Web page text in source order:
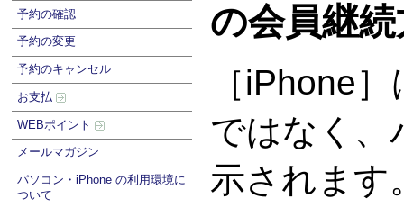
予約の確認
予約の変更
予約のキャンセル
お支払
WEBポイント
メールマガジン
パソコン・iPhone の利用環境に
ついて
の会員継
［iPhone
ではなく、
示されます